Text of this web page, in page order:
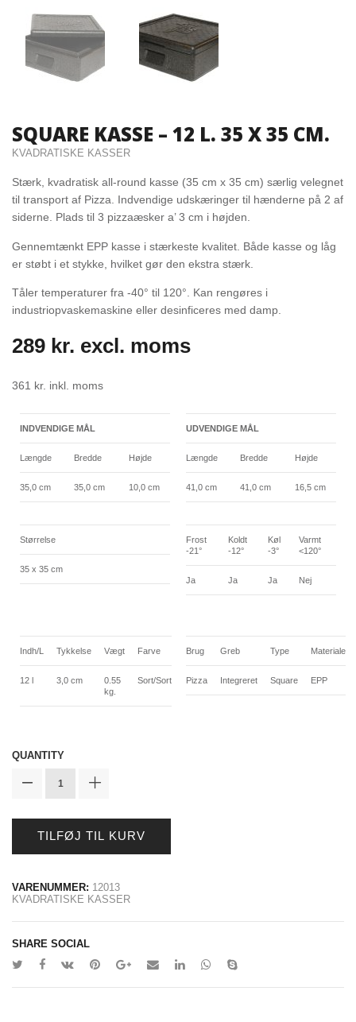
SQUARE KASSE – 12 L. 35 X 35 CM.
KVADRATISKE KASSER
Stærk, kvadratisk all-round kasse (35 cm x 35 cm) særlig velegnet
til transport af Pizza. Indvendige udskæringer til hænderne på 2 af
siderne. Plads til 3 pizzaæsker a’ 3 cm i højden.
Gennemtænkt EPP kasse i stærkeste kvalitet. Både kasse og låg
er støbt i et stykke, hvilket gør den ekstra stærk.
Tåler temperaturer fra -40° til 120°. Kan rengøres i
industriopvaskemaskine eller desinficeres med damp.
289 kr. excl. moms
361 kr. inkl. moms
INDVENDIGE MÅL
Længde Bredde Højde
35,0 cm 35,0 cm 10,0 cm
UDVENDIGE MÅL
Længde Bredde Højde
41,0 cm 41,0 cm 16,5 cm
Størrelse
35 x 35 cm
Frost
-21°
Koldt
-12°
Køl
-3°
Varmt
<120°
Ja Ja Ja Nej
Indh/L Tykkelse Vægt Farve
12 l 3,0 cm
0.55
kg.
Sort/Sort
Brug Greb Type Materiale
Pizza Integreret Square EPP
QUANTITY
TILFØJ TIL KURV
VARENUMMER: 12013
KVADRATISKE KASSER
SHARE SOCIAL